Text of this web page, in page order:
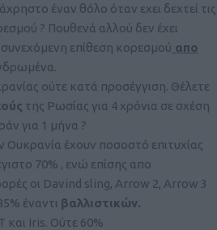
έναν θόλο όταν εχει δεχτεί τις
? Πουθενά αλλού δεν έχει
συνεχόμενη επίθεση κορεσμού απο
ούτε κατά προσέγγιση. Θέλετε
της Ρωσίας για 4 χρόνια σε σχέση
για 1 μήνα ?
Ουκρανία έχουν ποσοστό επιτυχίας
70% , ενώ επίσης απο
οι Davind sling, Arrow 2, Arrow 3
έναντι βαλλιστικών.
και Iris. Ούτε 60%